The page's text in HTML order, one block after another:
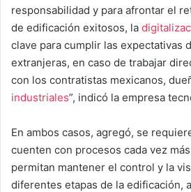
responsabilidad y para afrontar el
de edificación exitosos, la
clave para cumplir las expectativas
extranjeras, en caso de trabajar
con los contratistas mexicanos,
industriales”, indicó la empresa
En ambos casos, agregó, se
cuenten con procesos cada vez
permitan mantener el control y la
diferentes etapas de la edificación,